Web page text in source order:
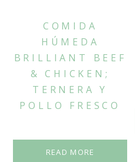
COMIDA
HÚMEDA
BRILLIANT BEEF
& CHICKEN;
TERNERA Y
POLLO FRESCO
READ MORE